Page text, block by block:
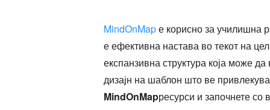
MindOnMapе корисно за училишна
е ефективна настава во текот на
експанзивна структура која може
дизајн на шаблон што ве
MindOnMapресурси и започнете